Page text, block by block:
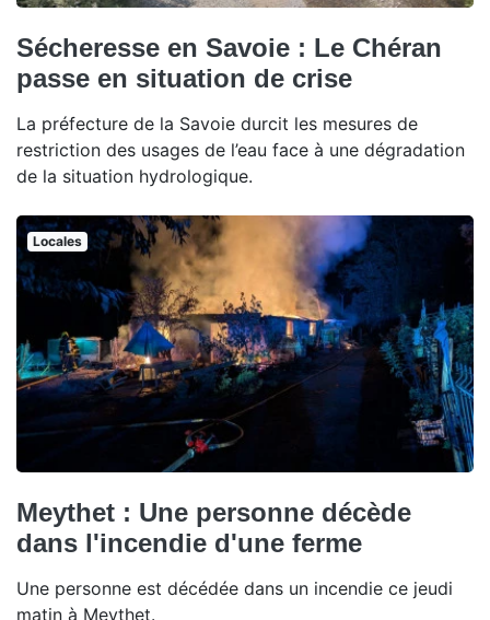
Sécheresse en Savoie : Le Chéran
passe en situation de crise
La préfecture de la Savoie durcit les mesures de
restriction des usages de l’eau face à une dégradation
de la situation hydrologique.
Locales
Meythet : Une personne décède
dans l'incendie d'une ferme
Une personne est décédée dans un incendie ce jeudi
matin à Meythet.